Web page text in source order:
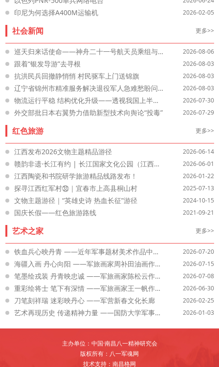
印尼为何选择A400M运输机 2026-02-05
社会新闻 更多>>
巡天归来话使命——神舟二十一号航天员乘组与记者见面会侧记 2026-08-06
跟着“银发导游”去寻根 2026-08-03
抗洪民兵回撤静悄悄 村民驱车上门送锦旗 2026-08-03
辽宁省锦州市精准服务解决退役军人急难愁盼问题 2026-08-03
物流运行平稳 结构优化升级——透视我国上半年物流运行发展 2026-07-30
外交部批日本右翼势力借助新型技术向舆论“投毒” 2026-07-29
红色旅游 更多>>
江西发布2026文物主题精品游径 2026-06-14
赣韵非遗·长江有约 | 长江国家文化公园（江西段）非遗旅游精品线路正式发布 2026-06-01
江西陶瓷和书院研学旅游精品线路发布！ 2026-01-22
探寻江西红军村㉝｜宜春市上高县桐山村 2025-07-13
文物主题游径｜“英雄史诗 热血长征”游径 2024-10-15
国庆长假——红色旅游路线 2021-09-21
艺术之家 更多>>
铁血兵心映丹青 ——近年军事题材美术作品中战士艺术形象的塑造 2026-07-20
海疆入画 丹心向阳 ——军旅画家周补田油画作品选登 2026-07-15
笔墨绘戎装 丹青映忠诚 ——军旅画家陈松云作品选登 2026-07-08
重彩绘将士 笔下有深情 ——军旅画家王一帆作品选登 2026-06-30
刀笔刻祥瑞 迷彩映丹心 ——军营新春文化长廊 2026-02-25
艺术再现历史 传递精神力量 ——国防大学军事文化学院“铭记历史 珍爱和平”主题美术展览作品选登 2026-01-03
主办单位：中国·南昌八一精神研究会
版权所有：八一军魂网
技术支持：南昌格网